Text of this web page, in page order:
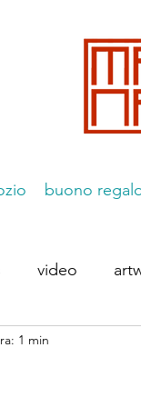
buono
video
le Essenziiali
1 min